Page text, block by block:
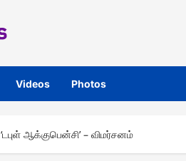
Videos Photos
‘டபுள் ஆக்குபென்சி’ – விமர்சனம்